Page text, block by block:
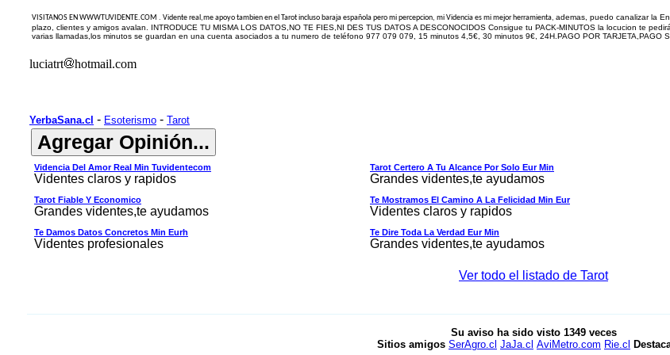
VISITANOS EN WWWTUVIDENTE.COM . Vidente real,me apoyo tambien en el Tarot incluso baraja española pero mi percepcion, mi Videncia es mi mejor herramienta, ademas, puedo canalizar la
plazo, clientes y amigos avalan. INTRODUCE TU MISMA LOS DATOS,NO TE FIES,NI DES TUS DATOS A DESCONOCIDOS Consigue tu PACK-MINUTOS la locucion te
varias llamadas,los minutos se guardan en una cuenta asociados a tu numero de teléfono 977 079 079, 15 minutos 4,5€, 30 minutos 9€, 24H.PAGO POR TARJETA,PAGO
luciatrt hotmail.com
YerbaSana.cl - Esoterismo - Tarot
Videncia Del Amor Real Min Tuvidentecom
Videntes claros y rapidos
Tarot Certero A Tu Alcance Por Solo Eur Min
Grandes videntes,te ayudamos
Tarot Fiable Y Economico
Grandes videntes,te ayudamos
Te Mostramos El Camino A La Felicidad Min Eur
Videntes claros y rapidos
Te Damos Datos Concretos Min Eurh
Videntes profesionales
Te Dire Toda La Verdad Eur Min
Grandes videntes,te ayudamos
Ver todo el listado de Tarot
Su aviso ha sido visto 1349veces
Sitios amigos SerAgro.cl JaJa.cl AviMetro.com Rie.cl